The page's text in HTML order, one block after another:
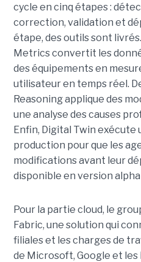
cycle en cinq étapes :
correction, validation et
étape, des outils sont
Metrics convertit les
des équipements en
utilisateur en temps réel.
Reasoning applique des
une analyse des causes
Enfin, Digital Twin exécute
production pour que les
modifications avant leur
disponible en version
Pour la partie cloud, le
Fabric, une solution qui
filiales et les charges de
de Microsoft, Google et les